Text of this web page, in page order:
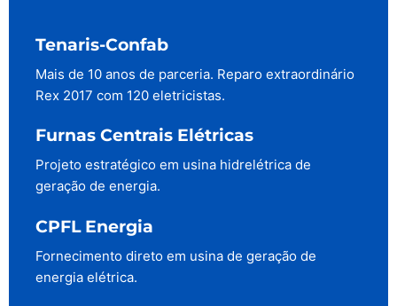
Tenaris-Confab
Mais de 10 anos de parceria. Reparo extraordinário
Rex 2017 com 120 eletricistas.
Furnas Centrais Elétricas
Projeto estratégico em usina hidrelétrica de
geração de energia.
CPFL Energia
Fornecimento direto em usina de geração de
energia elétrica.